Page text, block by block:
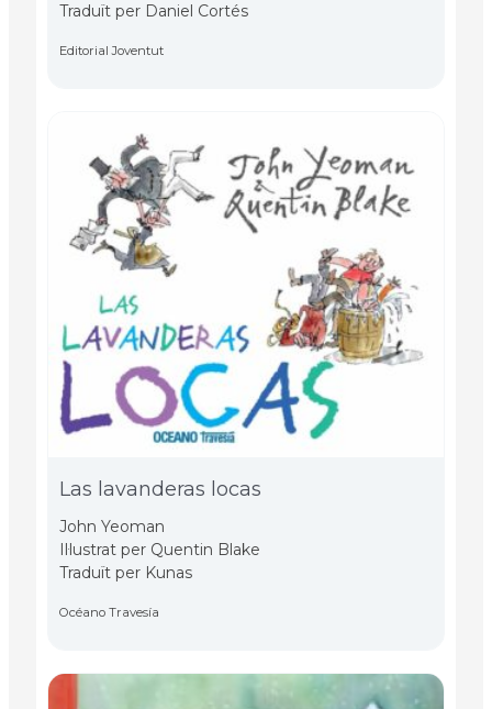
Traduït per Daniel Cortés
Editorial Joventut
Las lavanderas locas
John Yeoman
Il·lustrat per Quentin Blake
Traduït per Kunas
Océano Travesía